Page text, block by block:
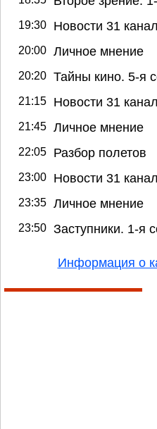
19:30 Новости 31
20:00 Личное мнение
20:20 Тайны кино. 5-я
21:15 Новости 31
21:45 Личное мнение
22:05 Разбор полетов
23:00 Новости 31
23:35 Личное мнение
23:50 Заступники. 1-я
Информация о